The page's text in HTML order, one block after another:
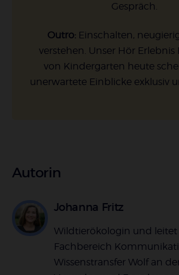
Gespräch.
Outro: Einschalten,
verstehen. Unser Hör Erlebnis
von Kindergarten heute
unerwartete Einblicke exklusiv
Autorin
Johanna Fritz
Wildtierökologin und leitet
Fachbereich
Wissenstransfer Wolf an